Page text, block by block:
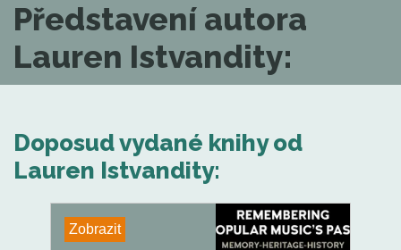
Představení autora
Lauren Istvandity:
Doposud vydané knihy od
Lauren Istvandity:
Zobrazit